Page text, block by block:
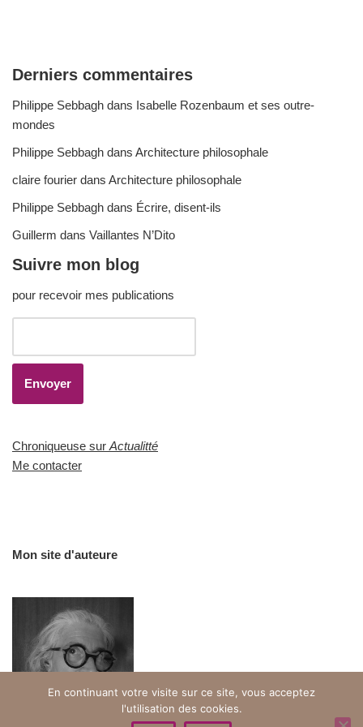
Derniers commentaires
Philippe Sebbagh dans Isabelle Rozenbaum et ses outre-
mondes
Philippe Sebbagh dans Architecture philosophale
claire fourier dans Architecture philosophale
Philippe Sebbagh dans Écrire, disent-ils
Guillerm dans Vaillantes N’Dito
Suivre mon blog
pour recevoir mes publications
Chroniqueuse sur Actualitté
Me contacter
Mon site d'auteure
En continuant votre visite sur ce site, vous acceptez
l'utilisation des cookies.